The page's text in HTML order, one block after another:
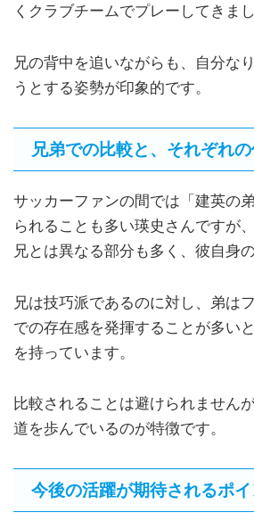
くクラブチームでプレーしてきまし
兄の背中を追いながらも、自分な
うとする姿勢が印象的です。
兄弟での比較と、それぞれ
サッカーファンの間では「建英の
られることも多い瑛史さんですが
兄とは異なる部分も多く、彼自身
兄は技巧派であるのに対し、弟は
での存在感を発揮することが多い
を持っています。
比較されることは避けられません
道を歩んでいるのが特徴です。
今後の活躍が期待されるポイ